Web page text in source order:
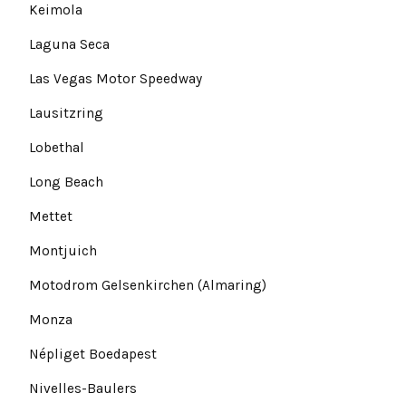
Keimola
Laguna Seca
Las Vegas Motor Speedway
Lausitzring
Lobethal
Long Beach
Mettet
Montjuich
Motodrom Gelsenkirchen (Almaring)
Monza
Népliget Boedapest
Nivelles-Baulers